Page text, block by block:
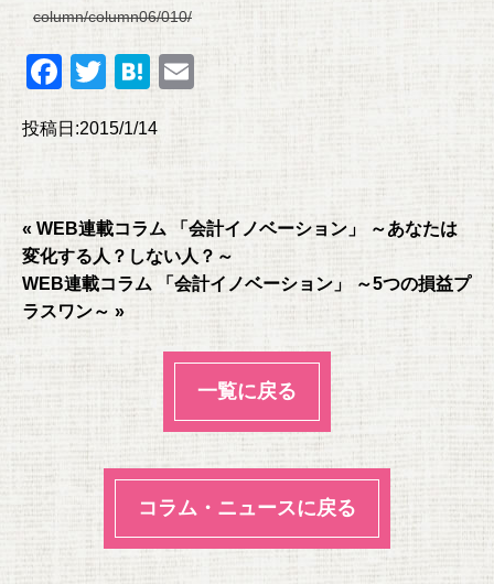
column/column06/010/
F
c
b
o
o
k
T
tt
er
H
e
n
a
投稿日:2015/1/14
« WEB連載コラム 「会計イノベーション」 ～あなたは
変化する人？しない人？～
WEB連載コラム 「会計イノベーション」 ～5つの損益プ
ラスワン～ »
一覧に戻る
コラム・ニュースに戻る